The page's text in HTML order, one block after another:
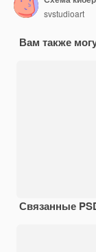
svstudioart
Вам также
Связанные